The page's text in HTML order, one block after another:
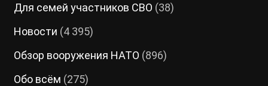
Для семей участников СВО (38)
Новости (4 395)
Обзор вооружения НАТО (896)
Обо всём (275)